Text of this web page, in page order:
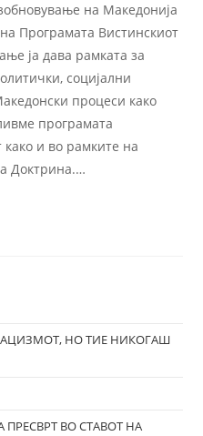
на Македонија
Програмата Вистинскиот
ја дава рамката за
социјални
процеси како
програмата
и во рамките на
Доктрина.…
НО ТИЕ НИКОГАШ
ВО СТАВОТ НА